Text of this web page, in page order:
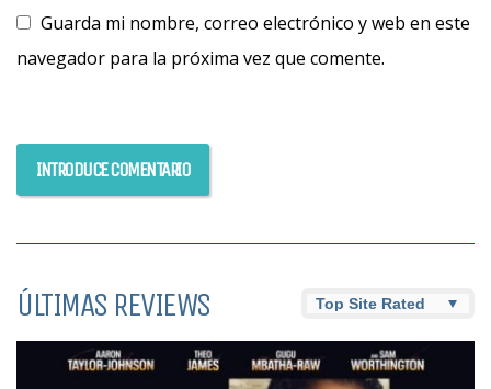
Guarda mi nombre, correo electrónico y web en este
navegador para la próxima vez que comente.
ÚLTIMAS REVIEWS